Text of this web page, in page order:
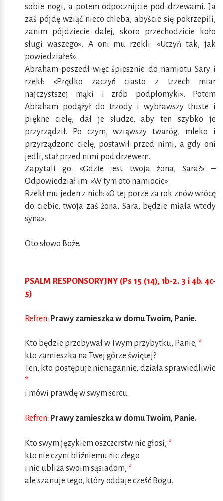
sobie nogi, a potem odpocznijcie pod drzewami. Ja
zaś pójdę wziąć nieco chleba, abyście się pokrzepili,
zanim pójdziecie dalej, skoro przechodzicie koło
sługi waszego». A oni mu rzekli: «Uczyń tak, jak
powiedziałeś».
Abraham poszedł więc śpiesznie do namiotu Sary i
rzekł: «Prędko zaczyń ciasto z trzech miar
najczystszej mąki i zrób podpłomyki». Potem
Abraham podążył do trzody i wybrawszy tłuste i
piękne cielę, dał je słudze, aby ten szybko je
przyrządził. Po czym, wziąwszy twaróg, mleko i
przyrządzone cielę, postawił przed nimi, a gdy oni
jedli, stał przed nimi pod drzewem.
Zapytali go: «Gdzie jest twoja żona, Sara?» –
Odpowiedział im: «W tym oto namiocie».
Rzekł mu jeden z nich: «O tej porze za rok znów wrócę
do ciebie, twoja zaś żona, Sara, będzie miała wtedy
syna».
Oto słowo Boże.
PSALM RESPONSORYJNY (Ps 15 (14), 1b-2. 3 i 4b. 4c-
5)
Refren: Prawy zamieszka w domu Twoim, Panie.
Kto będzie przebywał w Twym przybytku, Panie, *
kto zamieszka na Twej górze świętej?
Ten, kto postępuje nienagannie, działa sprawiedliwie
*
i mówi prawdę w swym sercu.
Refren: Prawy zamieszka w domu Twoim, Panie.
Kto swym językiem oszczerstw nie głosi, *
kto nie czyni bliźniemu nic złego
i nie ubliża swoim sąsiadom, *
ale szanuje tego, który oddaje cześć Bogu.